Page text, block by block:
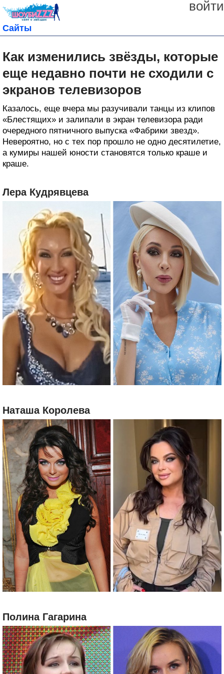
войти
Сайты
Как изменились звёзды, которые
еще недавно почти не сходили с
экранов телевизоров
Казалось, еще вчера мы разучивали танцы из клипов
«Блестящих» и залипали в экран телевизора ради
очередного пятничного выпуска «Фабрики звезд».
Невероятно, но с тех пор прошло не одно десятилетие,
а кумиры нашей юности становятся только краше и
краше.
Лера Кудрявцева
Наташа Королева
Полина Гагарина